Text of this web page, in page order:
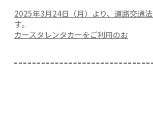
2025年3月24日（月）より、道路交通
す。
カースタレンタカーをご利用のお